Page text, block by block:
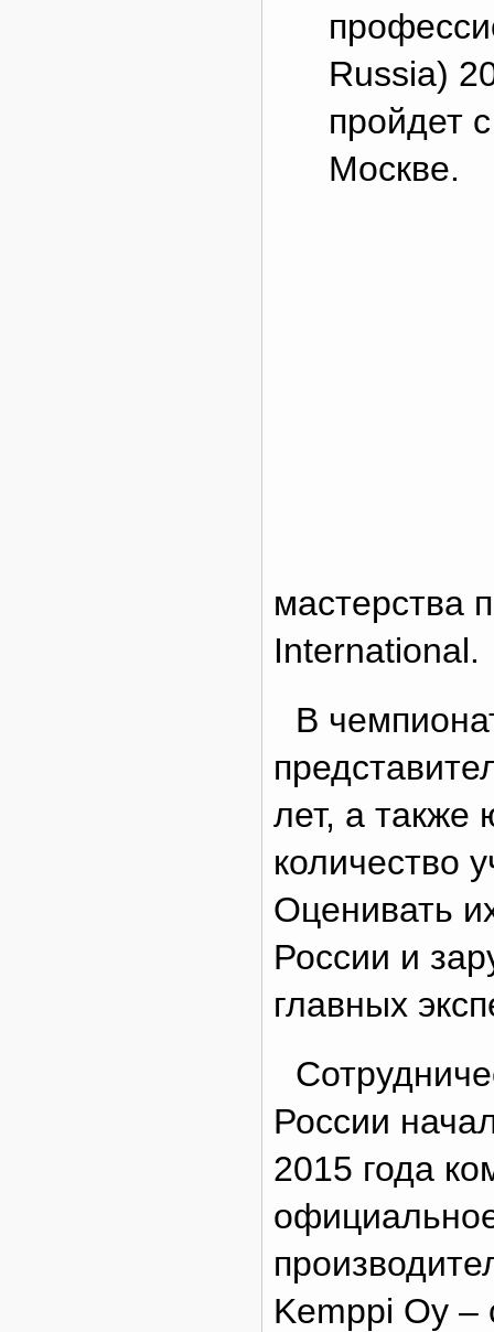
Russia)
пройдет
Москве.
мастерства
International.
В
лет, а
количество
Оценивать
России и
главных
России
2015 года
Kemppi Oy